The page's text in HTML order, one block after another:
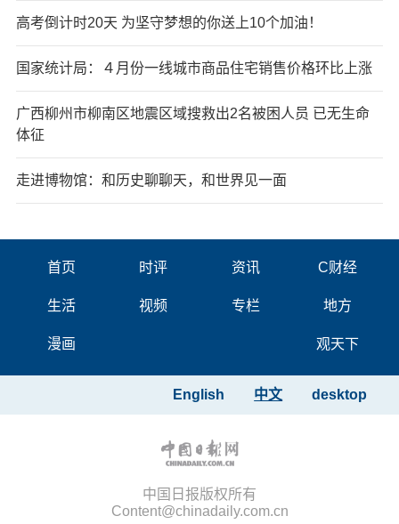
高考倒计时20天 为坚守梦想的你送上10个加油！
国家统计局：４月份一线城市商品住宅销售价格环比上涨
广西柳州市柳南区地震区域搜救出2名被困人员 已无生命
体征
走进博物馆：和历史聊聊天，和世界见一面
首页 时评 资讯 C财经
生活 视频 专栏 地方
漫画 观天下
desktop
中文
English
中国日报版权所有
Content@chinadaily.com.cn